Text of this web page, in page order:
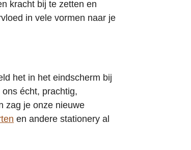
kracht bij te zetten en
in vele vormen naar je
het in het eindscherm bij
écht, prachtig,
zag je onze nieuwe
en andere stationery al